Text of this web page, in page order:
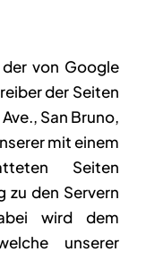
von Google
der Seiten
San Bruno,
mit einem
Seiten
zu den Servern
wird dem
unserer